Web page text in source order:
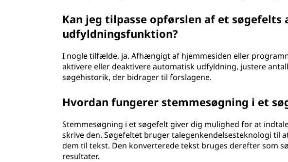
Kan jeg tilpasse opførslen af et søgefelts
udfyldningsfunktion?
I nogle tilfælde, ja. Afhængigt af hjemmesiden eller
aktivere eller deaktivere automatisk udfyldning, justere
søgehistorik, der bidrager til forslagene.
Hvordan fungerer stemmesøgning i et
Stemmesøgning i et søgefelt giver dig mulighed for at
skrive den. Søgefeltet bruger talegenkendelsesteknologi til
dem til tekst. Den konverterede tekst bruges derefter som
resultater.